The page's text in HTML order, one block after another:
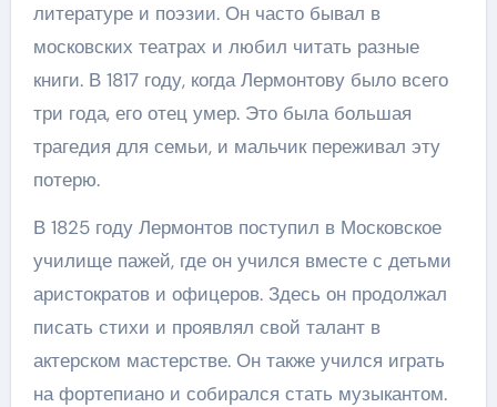
литературе и поэзии. Он часто бывал в
московских театрах и любил читать разные
книги. В 1817 году, когда Лермонтову было всего
три года, его отец умер. Это была большая
трагедия для семьи, и мальчик переживал эту
потерю.
В 1825 году Лермонтов поступил в Московское
училище пажей, где он учился вместе с детьми
аристократов и офицеров. Здесь он продолжал
писать стихи и проявлял свой талант в
актерском мастерстве. Он также учился играть
на фортепиано и собирался стать музыкантом.